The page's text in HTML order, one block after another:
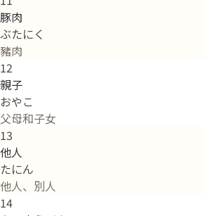
豚肉
ぶたにく
豬肉
12
親子
おやこ
父母和子女
13
他人
たにん
他人、別人
14